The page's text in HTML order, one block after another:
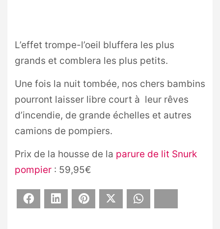
L’effet trompe-l’oeil bluffera les plus
grands et comblera les plus petits.
Une fois la nuit tombée, nos chers bambins
pourront laisser libre court à leur rêves
d’incendie, de grande échelles et autres
camions de pompiers.
Prix de la housse de la parure de lit Snurk
pompier : 59,95€
Facebook LinkedIn Pinterest